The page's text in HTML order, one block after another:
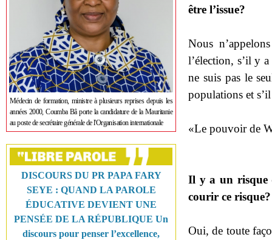
Médecin de formation, ministre à plusieurs reprises depuis les
années 2000, Coumba Bâ porte la candidature de la Mauritanie
au poste de secrétaire générale de l'Organisation internationale
DISCOURS DU PR PAPA FARY
SEYE : QUAND LA PAROLE
ÉDUCATIVE DEVIENT UNE
PENSÉE DE LA RÉPUBLIQUE Un
discours pour penser l’excellence,
être l’issue?
Nous
l’élection, s’il y
ne suis pas le
populations et
«Le pouvoir de
Il y a un risque
courir ce risque?
Oui, de toute